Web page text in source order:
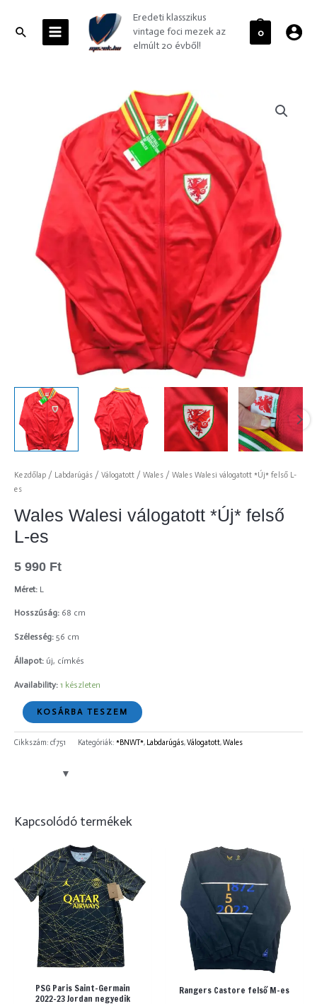
contentSearchMENU
Eredeti klasszikus
vintage foci mezek az
elmúlt 20 évből!
0
Kezdőlap / Labdarúgás / Válogatott / Wales / Wales Walesi válogatott *Új* felső L-
es
Wales Walesi válogatott *Új* felső
L-es
5 990 Ft
Méret: L
Hosszúság: 68 cm
Szélesség: 56 cm
Állapot: új, címkés
Availability: 1 készleten
mennyiség
KOSÁRBA TESZEM
Cikkszám: cf751 Kategóriák: *BNWT*, Labdarúgás,Válogatott,Wales
Kapcsolódó termékek
PSG Paris Saint-Germain
2022-23 Jordan negyedik
Rangers Castore felső M-es